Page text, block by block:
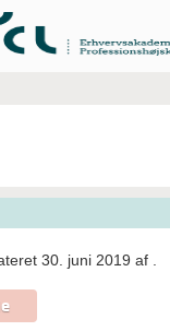
30. juni 2019 af